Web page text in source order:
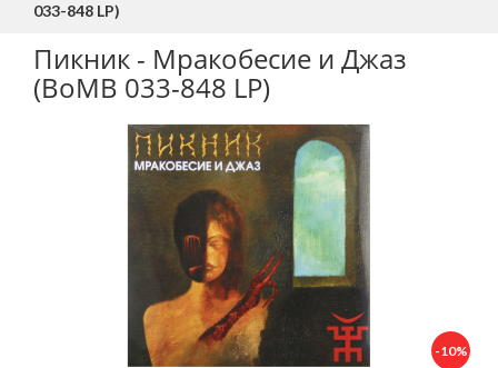
033-848 LP)
Пикник - Мракобесие и Джаз
(BoMB 033-848 LP)
-10%